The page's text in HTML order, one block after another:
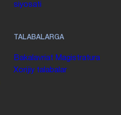
siyosati
TALABALARGA
Bakalavriat Magistratura
Xorijiy talabalar